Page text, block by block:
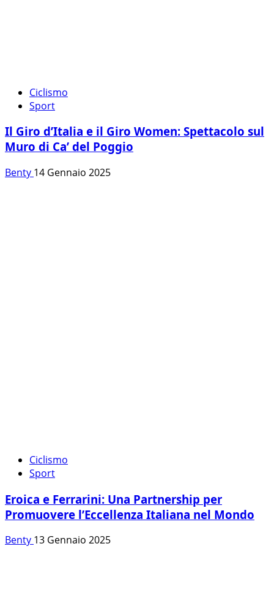
Ciclismo
Sport
Il Giro d’Italia e il Giro Women: Spettacolo sul
Muro di Ca’ del Poggio
Benty 14 Gennaio 2025
Ciclismo
Sport
Eroica e Ferrarini: Una Partnership per
Promuovere l’Eccellenza Italiana nel Mondo
Benty 13 Gennaio 2025